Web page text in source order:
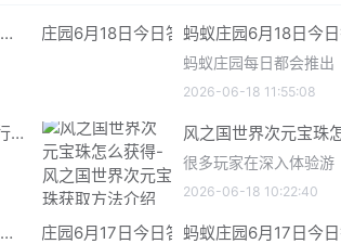
哥特王朝重制版爬虫铠甲获取指南 哥特王朝重制版爬虫铠甲获取方法 蚂蚁庄园6月18日今
蚂蚁庄园每日都会推出
2026-06-18 11:55:08
三角洲行动6月18日今日密码 三角洲行动2026年6月18今日摩斯密码分享
很多玩家在深入体验游
2026-06-18 10:22:40
星际矿业研究点数获取指南 星际矿业研究点数获取方法 蚂蚁庄园6月17日今